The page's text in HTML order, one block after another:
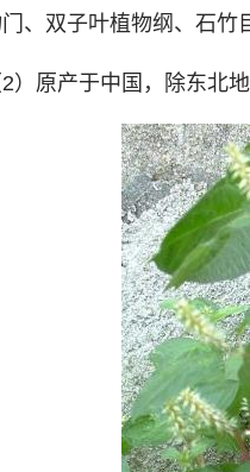
、双子叶植物纲、石竹
2）原产于中国，除东北